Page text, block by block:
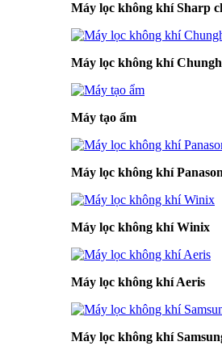
Máy lọc không khí Sharp
Máy lọc không khí
Máy tạo ẩm
Máy lọc không khí
Máy lọc không khí Winix
Máy lọc không khí Aeris
Máy lọc không khí